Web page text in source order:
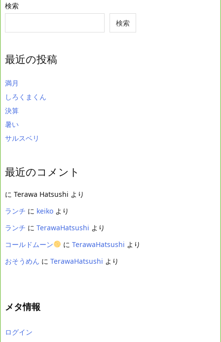
検索
検索
最近の投稿
満月
しろくまくん
決算
暑い
サルスベリ
最近のコメント
に Terawa Hatsushi より
ランチ に keiko より
ランチ に TerawaHatsushi より
コールドムーン
に TerawaHatsushi より
おそうめん に TerawaHatsushi より
メタ情報
ログイン